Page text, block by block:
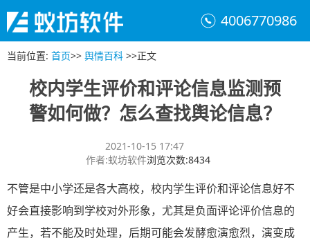
4006770986
当前位置: 首页>> 舆情百科 >>正文
校内学生评价和评论信息监测预
警如何做？怎么查找舆论信息？
2021-10-15 17:47
作者:蚁坊软件浏览次数:8434
不管是中小学还是各大高校，校内学生评价和评论信息好不
好会直接影响到学校对外形象，尤其是负面评论评价信息的
产生，若不能及时处理，后期可能会发酵愈演愈烈，演变成